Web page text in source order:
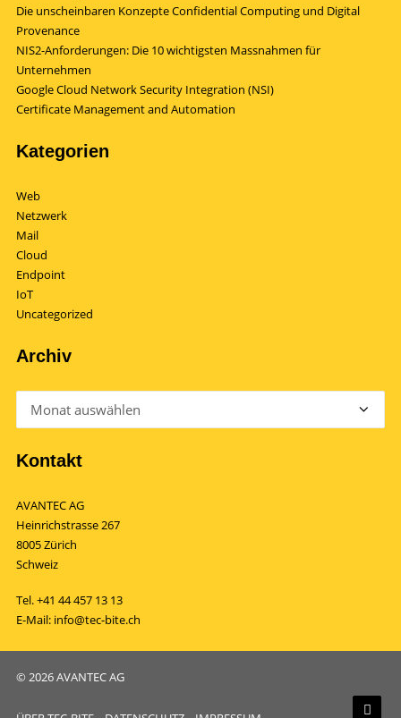
Die unscheinbaren Konzepte Confidential Computing und Digital
Provenance
NIS2-Anforderungen: Die 10 wichtigsten Massnahmen für
Unternehmen
Google Cloud Network Security Integration (NSI)
Certificate Management and Automation
Kategorien
Web
Netzwerk
Mail
Cloud
Endpoint
IoT
Uncategorized
Archiv
Kontakt
AVANTEC AG
Heinrichstrasse 267
8005 Zürich
Schweiz
Tel.+41 44 457 13 13
E-Mail: info@tec-bite.ch
© 2026 AVANTEC AG